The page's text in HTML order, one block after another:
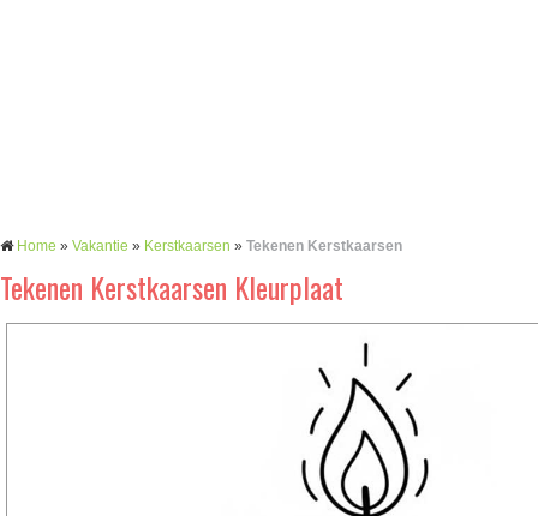
Home » Vakantie » Kerstkaarsen » Tekenen Kerstkaarsen
Tekenen Kerstkaarsen Kleurplaat